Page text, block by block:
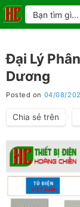
Skip
to
Tìm
kiếm:
Đại Lý
Dương
Posted on 04/08/
Chia sẻ trên